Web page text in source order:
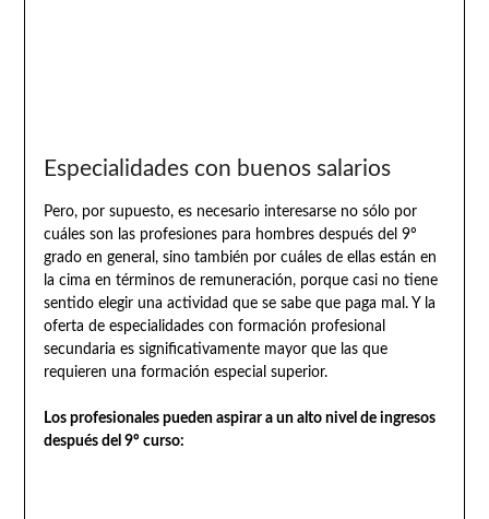
Especialidades con buenos salarios
Pero, por supuesto, es necesario interesarse no sólo por
cuáles son las profesiones para hombres después del 9º
grado en general, sino también por cuáles de ellas están en
la cima en términos de remuneración, porque casi no tiene
sentido elegir una actividad que se sabe que paga mal. Y la
oferta de especialidades con formación profesional
secundaria es significativamente mayor que las que
requieren una formación especial superior.
Los profesionales pueden aspirar a un alto nivel de ingresos
después del 9º curso: